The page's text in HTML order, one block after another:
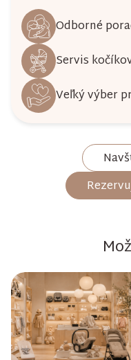
Odborné
Servis
Veľký výber